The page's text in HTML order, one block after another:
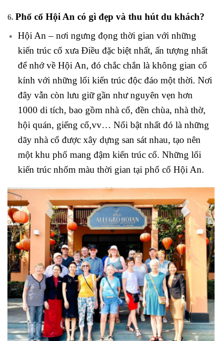
6. Phố cổ Hội An có gì đẹp và thu hút du khách?
Hội An – nơi ngưng đọng thời gian với những
kiến trúc cổ xưa Điều đặc biệt nhất, ấn tượng nhất
để nhớ về Hội An, đó chắc chắn là không gian cổ
kính với những lối kiến trúc độc đáo một thời. Nơi
đây vẫn còn lưu giữ gần như nguyên vẹn hơn
1000 di tích, bao gồm nhà cổ, đền chùa, nhà thờ,
hội quán, giếng cổ,vv… Nổi bật nhất đó là những
dãy nhà cổ được xây dựng san sát nhau, tạo nên
một khu phố mang đậm kiến trúc cổ. Những lối
kiến trúc nhốm màu thời gian tại phổ cổ Hội An.